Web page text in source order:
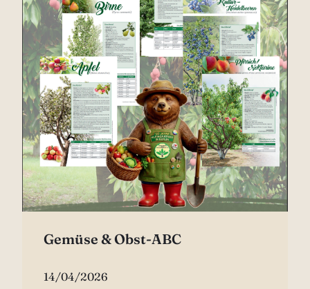
Gemüse & Obst-ABC
14/04/2026